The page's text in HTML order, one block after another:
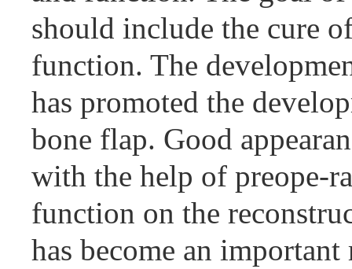
should include the cure
function. The
has promoted the
bone flap. Good
with the help of preope-
function on the
has become an